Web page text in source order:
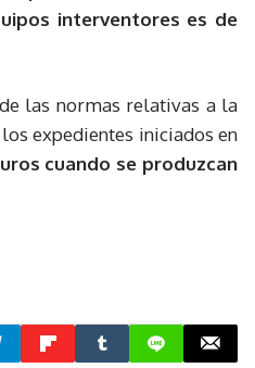
interventores es de
las normas relativas a la
expedientes iniciados en
cuando se produzcan